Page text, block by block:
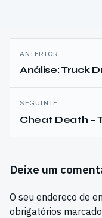
Navegação
de
artigos
ANTERIOR
Análise: Truck
SEGUINTE
Cheat Death –
Deixe um
O seu endereço de
obrigatórios